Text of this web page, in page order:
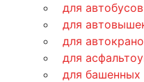
для автобусов
для
для
для
для башенных